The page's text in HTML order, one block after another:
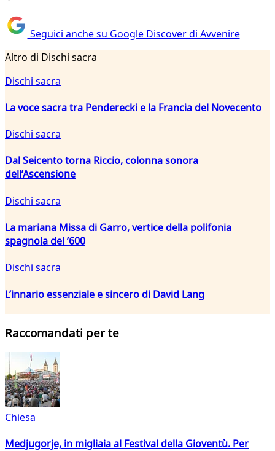
Seguici anche su Google Discover di Avvenire
Altro di Dischi sacra
Dischi sacra
La voce sacra tra Penderecki e la Francia del Novecento
Dischi sacra
Dal Seicento torna Riccio, colonna sonora
dell’Ascensione
Dischi sacra
La mariana Missa di Garro, vertice della polifonia
spagnola del ’600
Dischi sacra
L’innario essenziale e sincero di David Lang
Raccomandati per te
Chiesa
Medjugorje, in migliaia al Festival della Gioventù. Per